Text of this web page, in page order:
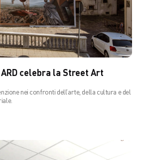
celebra la Street Art
nei confronti dell’arte, della cultura e del